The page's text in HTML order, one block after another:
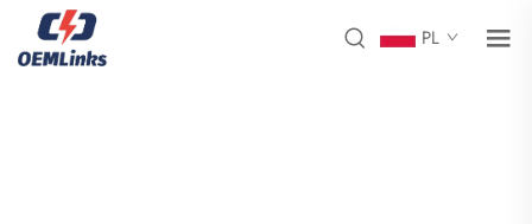
PL